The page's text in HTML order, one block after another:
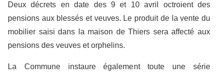
Deux décrets en date des 9 et 10 avril octroient des
pensions aux blessés et veuves. Le produit de la vente du
mobilier saisi dans la maison de Thiers sera affecté aux
pensions des veuves et orphelins.
La Commune instaure également toute une série